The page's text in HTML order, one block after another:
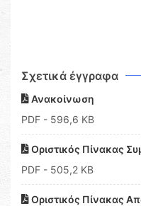
Σχετικά έγγραφα
Ανακοίνωση
PDF - 596,6 KB
Οριστικός Πίνακας
PDF - 505,2 KB
Οριστικός Πίνακας